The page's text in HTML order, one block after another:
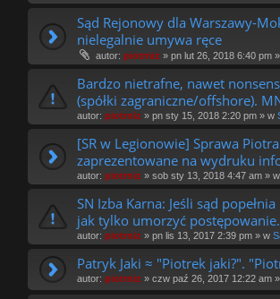
Sąd Rejonowy dla Warszawy-
nielegalnie umywa ręce
autor: piotrniz » pn lut 26, 2018 6:40 pm
Bardzo nietrafne, nawet
(spółki zagraniczne/offshore).
autor: piotrniz » pn sty 15, 2018 2:20 pm » w
[SR w Legionowie] Sprawa
zaprezentowane na wydruku
autor: piotrniz » sob sty 13, 2018 4:47 am » w
SN Izba Karna: Jeśli sąd
jak tylko umorzyć
autor: piotrniz » pn lis 13, 2017 2:39 pm » w
Patryk Jaki ≈ "Piotrek jaki?".
autor: piotrniz » czw paź 26, 2017 12:22 am